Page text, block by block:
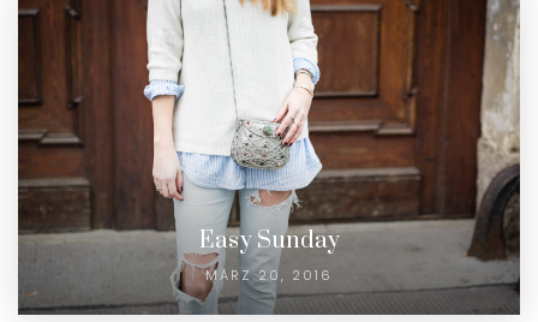
Easy Sunday
MÄRZ 20, 2016